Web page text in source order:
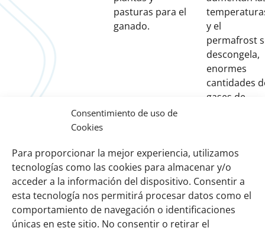
Consentimiento de uso de
Cookies
Para proporcionar la mejor experiencia, utilizamos
tecnologías como las cookies para almacenar y/o
acceder a la información del dispositivo. Consentir a
esta tecnología nos permitirá procesar datos como el
comportamiento de navegación o identificaciones
únicas en este sitio. No consentir o retirar el
pasturas para el
ganado.
y el
permafrost
descongela,
enormes
cantidades
gases de
liberados a
atmósfera.
Links
Sobre nosotros